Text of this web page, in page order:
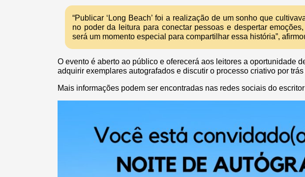
“Publicar ‘Long Beach’ foi a realização de um sonho que
no poder da leitura para conectar pessoas e despertar
será um momento especial para compartilhar essa história”,
O evento é aberto ao público e oferecerá aos leitores a oportunidade
adquirir exemplares autografados e discutir o processo criativo por trás
Mais informações podem ser encontradas nas redes sociais do escritor